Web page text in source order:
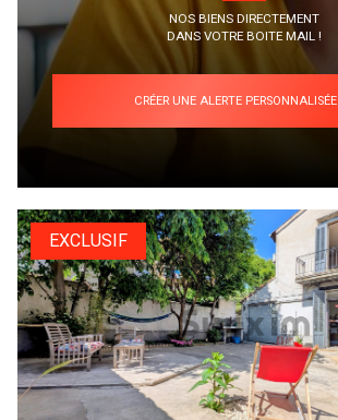
NOS BIENS DIRECTEMENT
DANS VOTRE BOITE MAIL !
CRÉER UNE ALERTE PERSONNALISÉE
EXCLUSIF